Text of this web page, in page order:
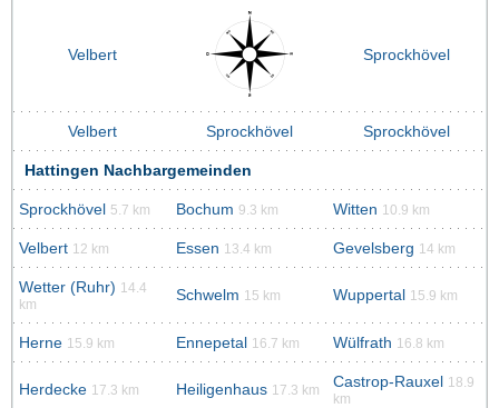
Velbert Sprockhövel
Velbert Sprockhövel Sprockhövel
Hattingen Nachbargemeinden
Sprockhövel 5.7 km Bochum 9.3 km Witten 10.9 km
Velbert 12 km Essen 13.4 km Gevelsberg 14 km
Wetter (Ruhr) 14.4
km
Schwelm 15 km Wuppertal 15.9 km
Herne 15.9 km Ennepetal 16.7 km Wülfrath 16.8 km
Herdecke 17.3 km Heiligenhaus 17.3 km Castrop-Rauxel
18.9
km